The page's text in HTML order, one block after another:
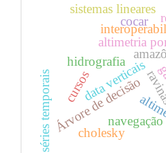
data verticais
Árvore de decisão
altimetria
séries temporais
hidrografia
navegação
cocar
cholesky
sistemas lineares
cursos